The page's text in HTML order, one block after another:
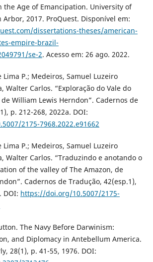
the Age of Emancipation. University of
Arbor, 2017. ProQuest. Disponível em:
dissertations-theses/american-
empire-brazil-
se-2. Acesso em: 26 ago. 2022.
Lima P.; Medeiros, Samuel Luzeiro
Walter Carlos. “Exploração do Vale do
William Lewis Herndon”. Cadernos de
p. 212-268, 2022a. DOI:
2175-7968.2022.e91662
Lima P.; Medeiros, Samuel Luzeiro
Walter Carlos. “Traduzindo e anotando o
of the valley of The Amazon, de
Cadernos de Tradução, 42(esp.1),
DOI: https://doi.org/10.5007/2175-
The Navy Before Darwinism:
and Diplomacy in Antebellum America.
28(1), p. 41-55, 1976. DOI: